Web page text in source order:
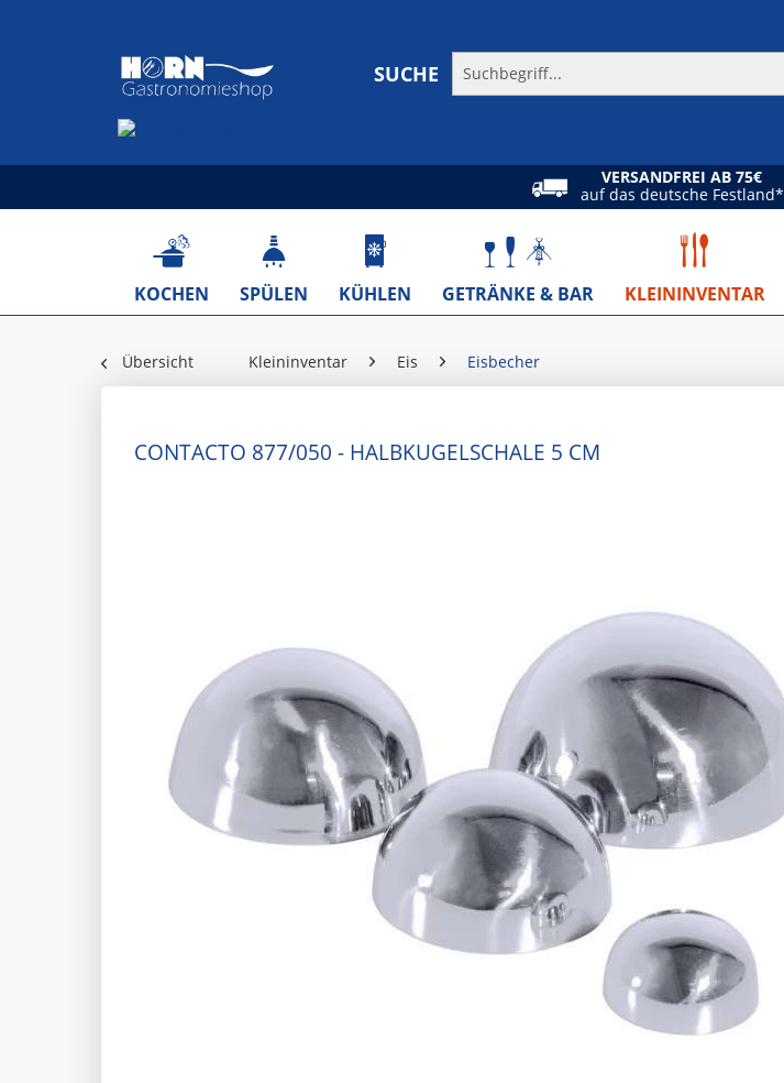
SUCHE
VERSANDFREI AB 75€
auf das deutsche Festland*
KOCHEN SPÜLEN KÜHLEN GETRÄNKE & BAR KLEININVENTAR
Übersicht Kleininventar Eis Eisbecher
CONTACTO 877/050 - HALBKUGELSCHALE 5 CM